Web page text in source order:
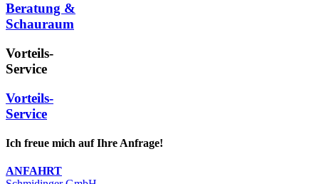
Beratung &
Schauraum
Vorteils-
Service
Vorteils-
Service
Ich freue mich auf Ihre Anfrage!
ANFAHRT